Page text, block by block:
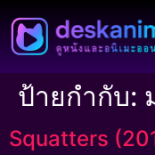
ป้ายกำกับ:
Squatters